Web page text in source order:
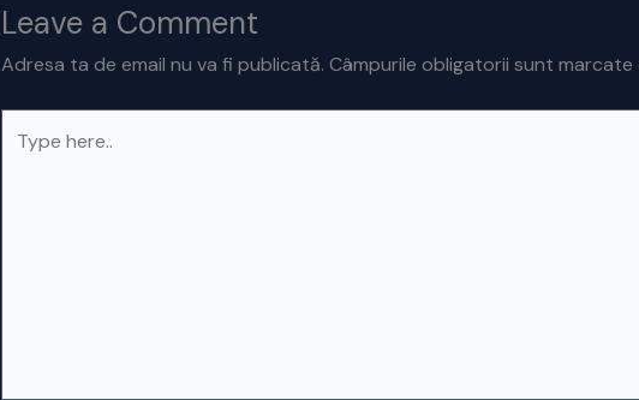
Leave a Comment
Adresa ta de email nu va fi publicată. Câmpurile obligatorii sunt
here..